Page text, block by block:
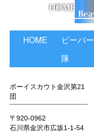
HOME
ビーバー
隊
ボーイスカウト金沢第21
団
〒920-0962
石川県金沢市広坂1-1-54